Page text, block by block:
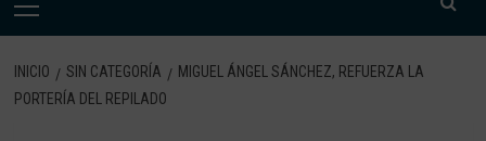
Menú
INICIO SIN CATEGORÍA
MIGUEL ÁNGEL SÁNCHEZ, REFUERZA LA
PORTERÍA DEL REPILADO